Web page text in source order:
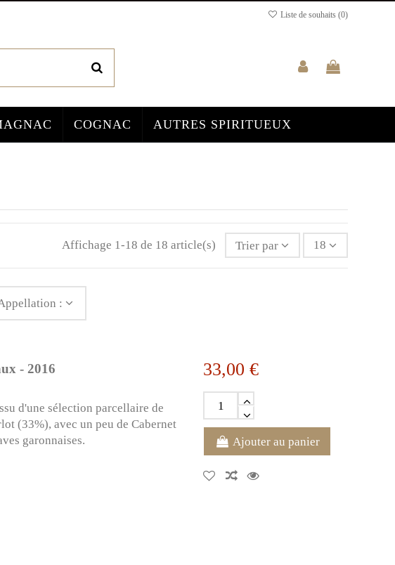
Liste de souhaits (0)
COGNAC AUTRES SPIRITUEUX
Affichage 1-18 de 18 article(s) Trier par 18
:
- 2016
d'une sélection parcellaire de
(33%), avec un peu de Cabernet
garonnaises.
33,00 €
Ajouter au panier